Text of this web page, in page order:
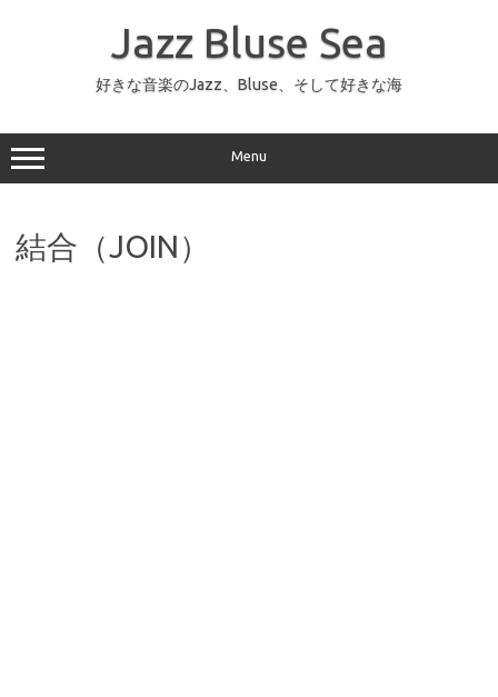
ッ
プ
Jazz Bluse Sea
好きな音楽のJazz、Bluse、そして好きな海
Menu
結合（JOIN）